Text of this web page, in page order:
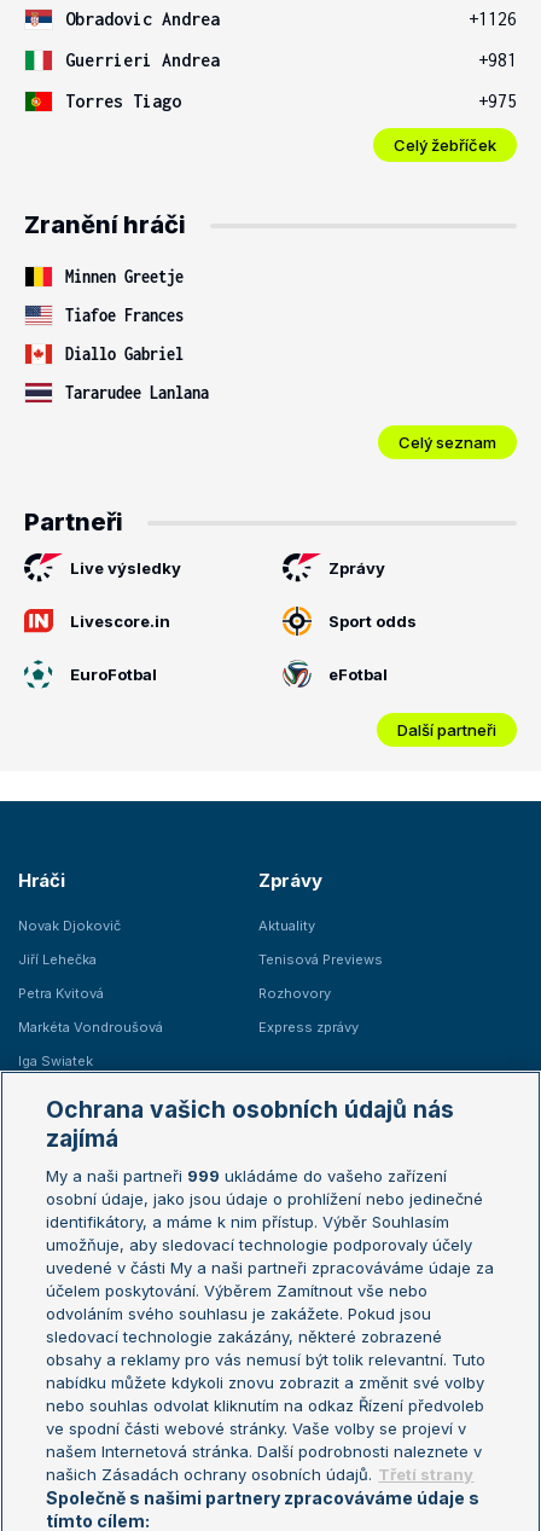
Obradovic Andrea
+1126
Guerrieri Andrea
+981
Torres Tiago
+975
Celý žebříček
Zranění hráči
Minnen Greetje
Tiafoe Frances
Diallo Gabriel
Tararudee Lanlana
Celý seznam
Partneři
Live výsledky Zprávy
Livescore.in Sport odds
EuroFotbal eFotbal
Další partneři
Hráči
Novak Djokovič
Jiří Lehečka
Petra Kvitová
Markéta Vondroušová
Iga Swiatek
Zprávy
Aktuality
Tenisová Previews
Rozhovory
Express zprávy
Žebříčky
Žebříček ATP (muži)
Žebříček WTA (ženy)
Sázkařský žebříček
Australian Open
French Open
Wimbledon
US Open
Turnaj mistrů
Turnaj mistryň
Aktualní trendy
Fotbalové přestupy
Livesport Daily
LS Prague Open
Ochrana vašich osobních údajů nás
zajímá
My a naši partneři 999 ukládáme do vašeho zařízení
osobní údaje, jako jsou údaje o prohlížení nebo jedinečné
identifikátory, a máme k nim přístup. Výběr Souhlasím
umožňuje, aby sledovací technologie podporovaly účely
uvedené v části My a naši partneři zpracováváme údaje za
účelem poskytování. Výběrem Zamítnout vše nebo
odvoláním svého souhlasu je zakážete. Pokud jsou
sledovací technologie zakázány, některé zobrazené
obsahy a reklamy pro vás nemusí být tolik relevantní. Tuto
nabídku můžete kdykoli znovu zobrazit a změnit své volby
nebo souhlas odvolat kliknutím na odkaz Řízení předvoleb
ve spodní části webové stránky. Vaše volby se projeví v
našem Internetová stránka. Další podrobnosti naleznete v
našich Zásadách ochrany osobních údajů. Třetí strany
Společně s našimi partnery zpracováváme údaje s
tímto cílem: